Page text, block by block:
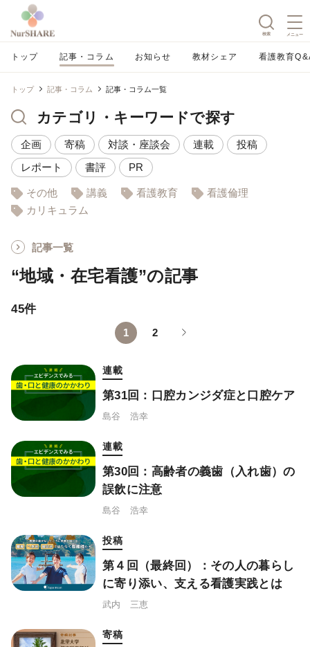
検索 メニュー
トップ 記事・コラム お知らせ 教材シェア 看護教育
トップ 記事・コラム 記事・コラム一覧
カテゴリ・キーワードで探す
企画 寄稿 対談・座談会 連載
投稿
レポート
書評 PR
その他 講義 看護教育
看護倫理
カリキュラム
記事一覧
“地域・在宅看護”の記事
45件
1 2
連載
第31回：口腔カンジダ症と口腔ケア
島谷 浩幸
連載
第30回：高齢者の義歯（入れ歯）の
誤飲に注意
島谷 浩幸
投稿
第４回（最終回）：その人の暮らし
に寄り添い、支える看護実践とは
武内 三恵
寄稿